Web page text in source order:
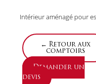
Intérieur aménagé pour
← Retour aux
comptoirs
Demander un
devis